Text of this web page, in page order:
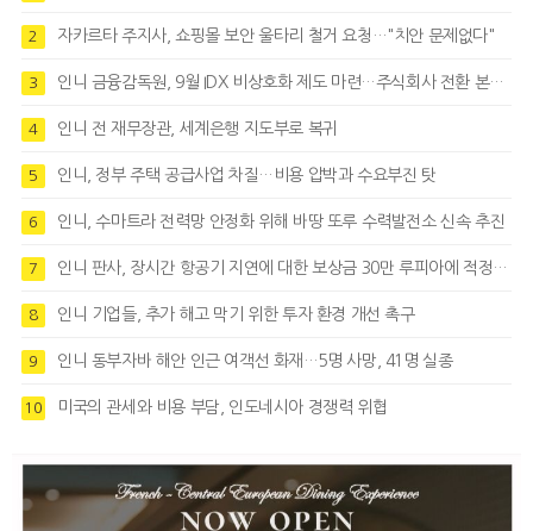
2 자카르타 주지사, 쇼핑몰 보안 울타리 철거 요청…"치안 문제없다"
3 인니 금융감독원, 9월 IDX 비상호화 제도 마련…주식회사 전환 본격화
4 인니 전 재무장관, 세계은행 지도부로 복귀
5 인니, 정부 주택 공급사업 차질…비용 압박과 수요부진 탓
6 인니, 수마트라 전력망 안정화 위해 바땅 또루 수력발전소 신속 추진
7 인니 판사, 장시간 항공기 지연에 대한 보상금 30만 루피아에 적정성 제기
8 인니 기업들, 추가 해고 막기 위한 투자 환경 개선 촉구
9 인니 동부자바 해안 인근 여객선 화재…5명 사망, 41명 실종
10 미국의 관세와 비용 부담, 인도네시아 경쟁력 위협